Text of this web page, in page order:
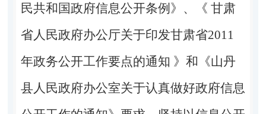
民共和国政府信息公开条例》、《 甘肃
省人民政府办公厅关于印发甘肃省2011
年政务公开工作要点的通知 》和《山丹
县人民政府办公室关于认真做好政府信息